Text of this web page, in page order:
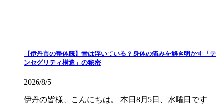
【伊丹市の整体院】骨は浮いている？身体の痛みを解き明かす「テ
ンセグリティ構造」の秘密
2026/8/5
伊丹の皆様、こんにちは。 本日8月5日、水曜日です